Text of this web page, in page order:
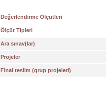
Değerlendirme Ölçütleri
Ölçüt Tipleri
Ara sınav(lar)
Projeler
Final teslim (grup projeleri)